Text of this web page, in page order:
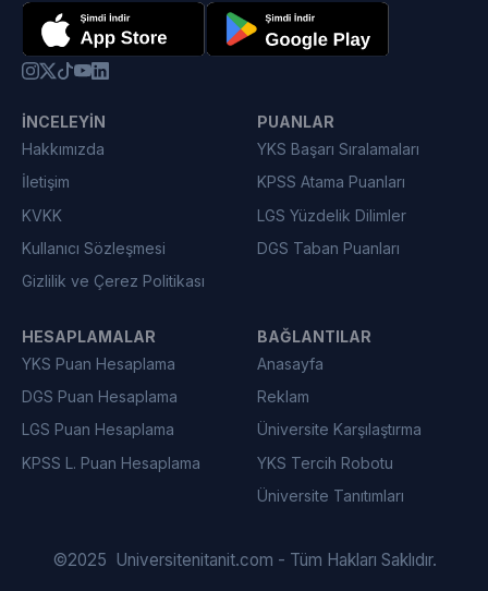
İNCELEYIN
Hakkımızda
İletişim
KVKK
Kullanıcı Sözleşmesi
Gizlilik ve Çerez Politikası
PUANLAR
YKS Başarı Sıralamaları
KPSS Atama Puanları
LGS Yüzdelik Dilimler
DGS Taban Puanları
HESAPLAMALAR
YKS Puan Hesaplama
DGS Puan Hesaplama
LGS Puan Hesaplama
KPSS L. Puan Hesaplama
BAĞLANTILAR
Anasayfa
Reklam
Üniversite Karşılaştırma
YKS Tercih Robotu
Üniversite Tanıtımları
©2025 Universitenitanit.com - Tüm Hakları Saklıdır.